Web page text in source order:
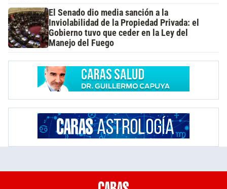
El Senado dio media sanción a la
Inviolabilidad de la Propiedad Privada: el
Gobierno tuvo que ceder en la Ley del
Manejo del Fuego